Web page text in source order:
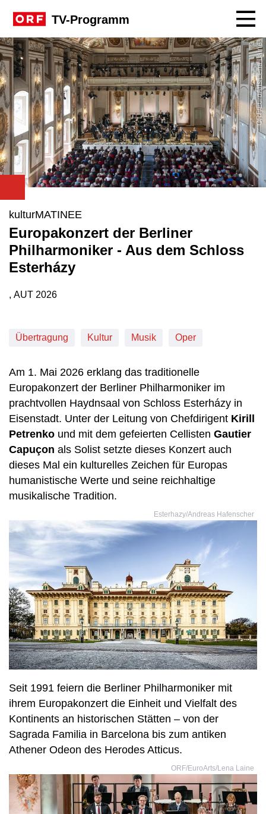
TV-Programm
ORF/EuroArts/Lena Laine
kulturMATINEE
Europakonzert der Berliner
Philharmoniker - Aus dem Schloss
Esterházy
Produktionsland: AUT
, AUT
Produktionsjahr: 2026
2026
Übertragung Kultur Musik Oper
Am 1. Mai 2026 erklang das traditionelle
Europakonzert der Berliner Philharmoniker im
prachtvollen Haydnsaal von Schloss Esterházy in
Eisenstadt. Unter der Leitung von Chefdirigent Kirill
Petrenko und mit dem gefeierten Cellisten Gautier
Capuçon als Solist setzte dieses Konzert auch
dieses Mal ein kulturelles Zeichen für Europas
humanistische Werte und seine reichhaltige
musikalische Tradition.
Esterhazy/Andreas Hafenscher
Seit 1991 feiern die Berliner Philharmoniker mit
ihrem Europakonzert die Einheit und Vielfalt des
Kontinents an historischen Stätten – von der
Sagrada Familia in Barcelona bis zum antiken
Athener Odeon des Herodes Atticus.
ORF/EuroArts/Lena Laine